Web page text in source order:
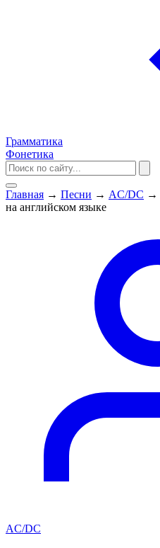
Грамматика
Фонетика
Главная → Песни → AC/DC →
на английском языке
AC/DC